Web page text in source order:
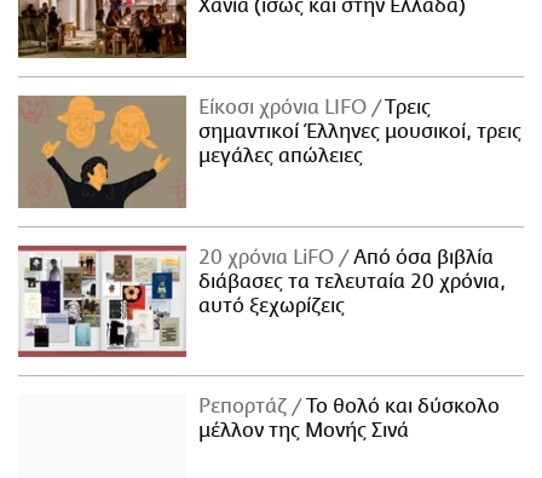
Χανιά (ίσως και στην Ελλάδα)
Είκοσι χρόνια LIFO
Tρεις
σημαντικοί Έλληνες μουσικοί, τρεις
μεγάλες απώλειες
20 χρόνια LiFO
Από όσα βιβλία
διάβασες τα τελευταία 20 χρόνια,
αυτό ξεχωρίζεις
Ρεπορτάζ
Το θολό και δύσκολο
μέλλον της Μονής Σινά